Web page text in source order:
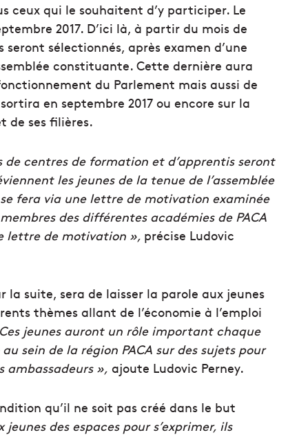
ceux qui le souhaitent d’y participer. Le
2017. D’ici là, à partir du mois de
sélectionnés, après examen d’une
constituante. Cette dernière aura
du Parlement mais aussi de
en septembre 2017 ou encore sur la
de ses filières.
de centres de formation et d’apprentis seront
les jeunes de la tenue de l’assemblée
fera via une lettre de motivation examinée
des différentes académies de PACA
lettre de motivation », précise Ludovic
suite, sera de laisser la parole aux jeunes
thèmes allant de l’économie à l’emploi
jeunes auront un rôle important chaque
sein de la région PACA sur des sujets pour
ambassadeurs », ajoute Ludovic Perney.
qu’il ne soit pas créé dans le but
jeunes des espaces pour s’exprimer, ils